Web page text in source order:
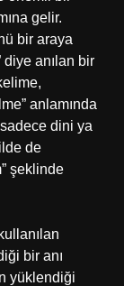
gelir.
bir araya
diye anılan bir
anlamında
sadece dini ya
de
şeklinde
bir anı
yüklendiği